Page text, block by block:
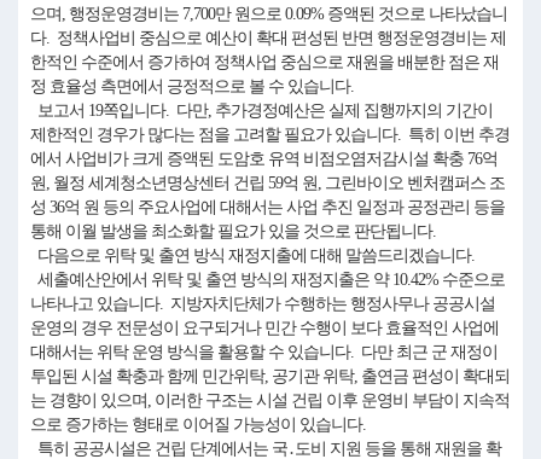
으며, 행정운영경비는 7,700만 원으로 0.09% 증액된 것으로 나타났습니
다. 정책사업비 중심으로 예산이 확대 편성된 반면 행정운영경비는 제
한적인 수준에서 증가하여 정책사업 중심으로 재원을 배분한 점은 재
정 효율성 측면에서 긍정적으로 볼 수 있습니다.
보고서 19쪽입니다. 다만, 추가경정예산은 실제 집행까지의 기간이
제한적인 경우가 많다는 점을 고려할 필요가 있습니다. 특히 이번 추경
에서 사업비가 크게 증액된 도암호 유역 비점오염저감시설 확충 76억
원, 월정 세계청소년명상센터 건립 59억 원, 그린바이오 벤처캠퍼스 조
성 36억 원 등의 주요사업에 대해서는 사업 추진 일정과 공정관리 등을
통해 이월 발생을 최소화할 필요가 있을 것으로 판단됩니다.
다음으로 위탁 및 출연 방식 재정지출에 대해 말씀드리겠습니다.
세출예산안에서 위탁 및 출연 방식의 재정지출은 약 10.42% 수준으로
나타나고 있습니다. 지방자치단체가 수행하는 행정사무나 공공시설
운영의 경우 전문성이 요구되거나 민간 수행이 보다 효율적인 사업에
대해서는 위탁 운영 방식을 활용할 수 있습니다. 다만 최근 군 재정이
투입된 시설 확충과 함께 민간위탁, 공기관 위탁, 출연금 편성이 확대되
는 경향이 있으며, 이러한 구조는 시설 건립 이후 운영비 부담이 지속적
으로 증가하는 형태로 이어질 가능성이 있습니다.
특히 공공시설은 건립 단계에서는 국․도비 지원 등을 통해 재원을 확